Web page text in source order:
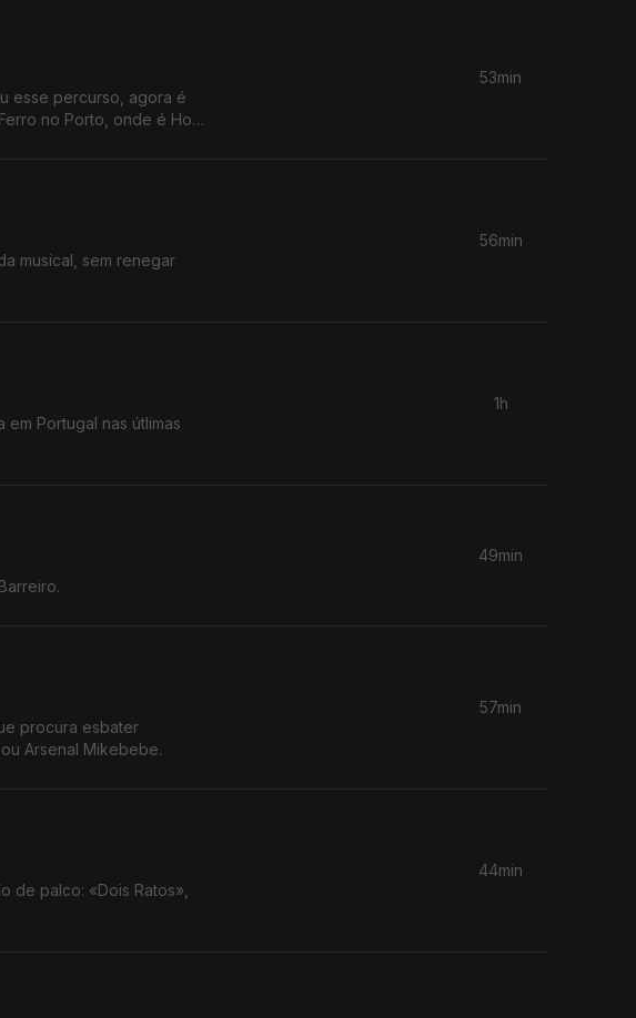
esse percurso, agora é
no Porto, onde é Host
53min
musical, sem renegar
56min
Portugal nas útlimas
1h
49min
procura esbater
Arsenal Mikebebe.
57min
de palco: «Dois Ratos»,
44min